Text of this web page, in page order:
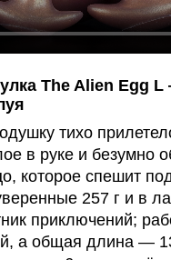
The Alien Egg
тихо
в руке и безумно
которое спешит
257 г и в
приключений;
а общая длина —